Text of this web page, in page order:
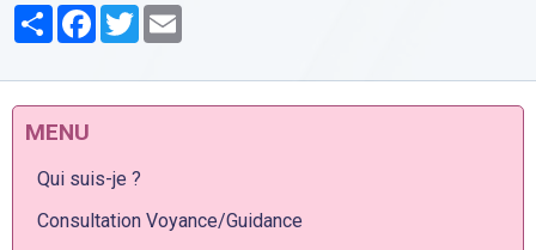
PartagerFacebook
Twitter
MENU
Qui suis-je ?
Consultation Voyance/Guidance